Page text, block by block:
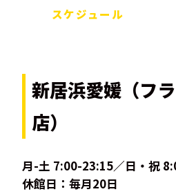
スケジュール
新居浜愛媛（フ
店）
月-土 7:00-23:15／日・祝
休館日：毎月20日